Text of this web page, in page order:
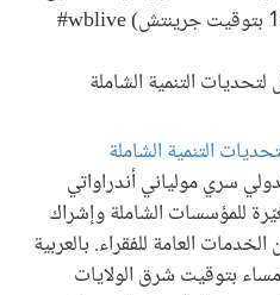
التنمية الشاملة
سري مولياني أندراواتي
للمؤسسات الشاملة وإشراك
العامة للفقراء. بالعربية
والإنجليزية والإسبانية. 4-5:30 مساء بتوقيت شرق الولايات